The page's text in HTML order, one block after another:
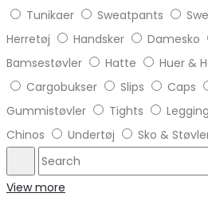
Tunikaer
Sweatpants
Herretøj
Handsker Damesko
Bamsestøvler
Hatte Huer &
Cargobukser
Slips Caps
Gummistøvler
Tights
Chinos
Undertøj Sko &
Search
View more